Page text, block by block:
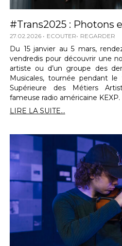
#Trans2025 : Photons
27.02.2026 ECOUTER REGARDER
Du 15 janvier au 5 mars,
vendredis pour découvrir une
artiste ou d’un groupe des
Musicales, tournée pendant le
Supérieure des Métiers
fameuse radio américaine KEXP.
LIRE LA SUITE...